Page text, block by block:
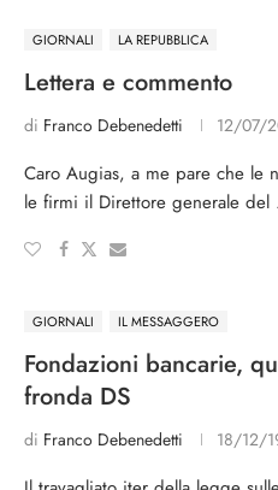
GIORNALI LA REPUBBLICA
Lettera e commento
di Franco Debenedetti 12/07/
Caro Augias, a me pare che le
le firmi il Direttore generale
GIORNALI IL MESSAGGERO
Fondazioni bancarie,
fronda DS
di Franco Debenedetti 18/12/